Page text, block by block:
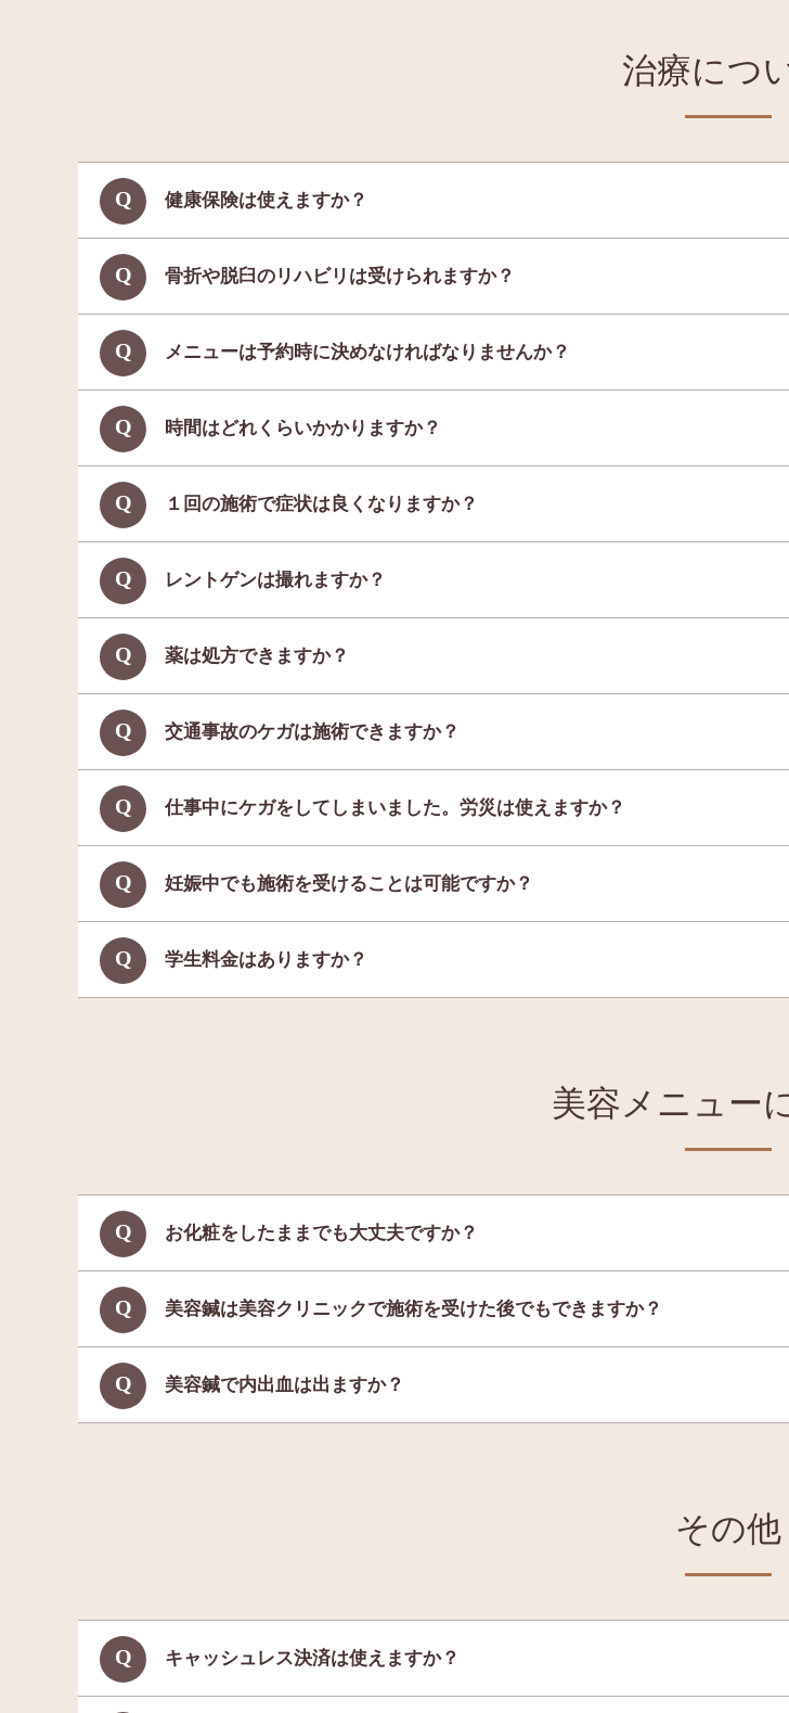
治療につ
健康保険は使えますか？
骨折や脱臼のリハビリは受けられますか？
メニューは予約時に決めなければなりませんか？
時間はどれくらいかかりますか？
１回の施術で症状は良くなりますか？
レントゲンは撮れますか？
薬は処方できますか？
交通事故のケガは施術できますか？
仕事中にケガをしてしまいました。労災は使えますか？
妊娠中でも施術を受けることは可能ですか？
学生料金はありますか？
美容メニュー
お化粧をしたままでも大丈夫ですか？
美容鍼は美容クリニックで施術を受けた後でもできますか？
美容鍼で内出血は出ますか？
その他
キャッシュレス決済は使えますか？